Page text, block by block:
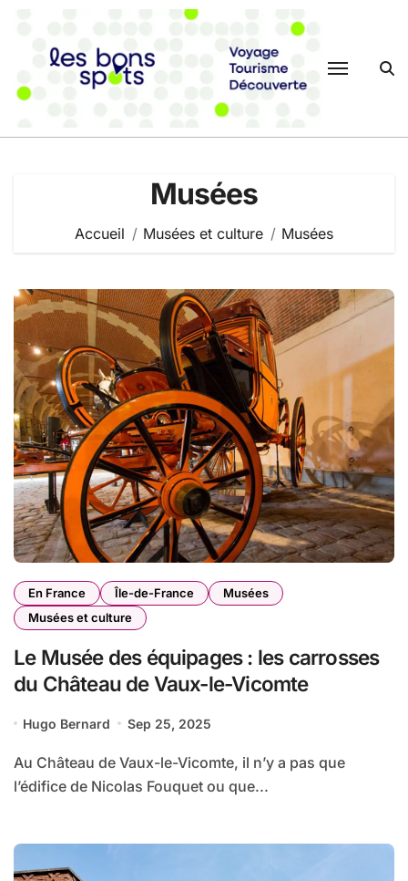
contenu
Musées
Accueil Musées et culture Musées
En France Île-de-France
Musées
Musées et culture
Le Musée des équipages : les carrosses
du Château de Vaux-le-Vicomte
Hugo Bernard Sep 25, 2025
Au Château de Vaux-le-Vicomte, il n’y a pas que
l’édifice de Nicolas Fouquet ou que...